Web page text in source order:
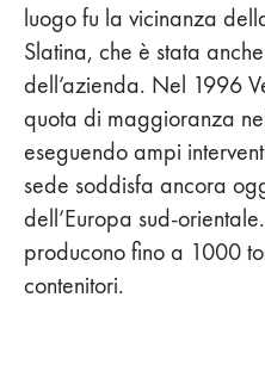
luogo fu la vicinanza
Slatina, che è stata
dell’azienda. Nel 1996
quota di maggioranza
eseguendo ampi
sede soddisfa ancora
dell’Europa sud-
producono fino a 1000
contenitori.